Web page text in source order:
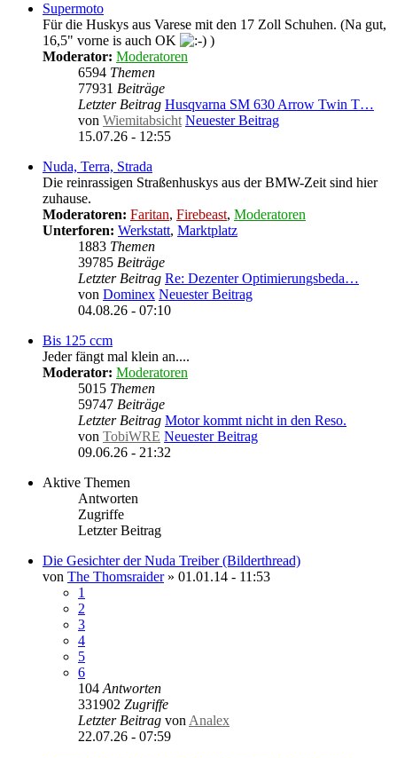
Supermoto
Für die Huskys aus Varese mit den 17 Zoll Schuhen. (Na gut,
16,5" vorne is auch OK
)
Moderator: Moderatoren
6594 Themen
77931 Beiträge
Letzter Beitrag Husqvarna SM 630 Arrow Twin T…
von Wiemitabsicht Neuester Beitrag
15.07.26 - 12:55
Nuda, Terra, Strada
Die reinrassigen Straßenhuskys aus der BMW-Zeit sind hier
zuhause.
Moderatoren: Faritan, Firebeast, Moderatoren
Unterforen: Werkstatt, Marktplatz
1883 Themen
39785 Beiträge
Letzter Beitrag Re: Dezenter Optimierungsbeda…
von Dominex Neuester Beitrag
04.08.26 - 07:10
Bis 125 ccm
Jeder fängt mal klein an....
Moderator: Moderatoren
5015 Themen
59747 Beiträge
Letzter Beitrag Motor kommt nicht in den Reso.
von TobiWRE Neuester Beitrag
09.06.26 - 21:32
Aktive Themen
Antworten
Zugriffe
Letzter Beitrag
Die Gesichter der Nuda Treiber (Bilderthread)
von The Thomsraider» 01.01.14 - 11:53
1
2
3
4
5
6
104 Antworten
331902 Zugriffe
Letzter Beitrag von Analex
22.07.26 - 07:59